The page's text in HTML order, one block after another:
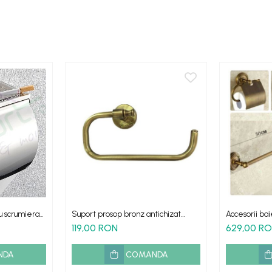
scrumiera
Suport prosop bronz antichizat
retro Roma
119,00 RON
COMANDA
Accesorii
retro Verona
629,00